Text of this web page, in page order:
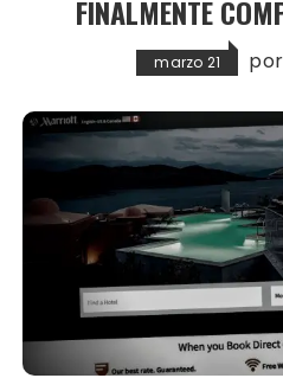
FINALMENTE
marzo 21 por